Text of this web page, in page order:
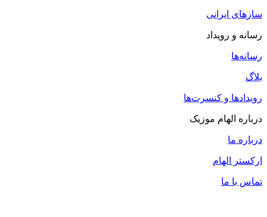
سازهای ایرانی
رسانه و رویداد
رسانه‌ها
بلاگ
رویدادها و کنسرت‌ها
درباره الهام موزیک
درباره ما
ارکستر الهام
تماس با ما